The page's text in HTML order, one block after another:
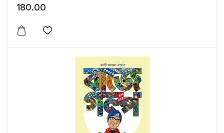
180.00
Add to wishlist